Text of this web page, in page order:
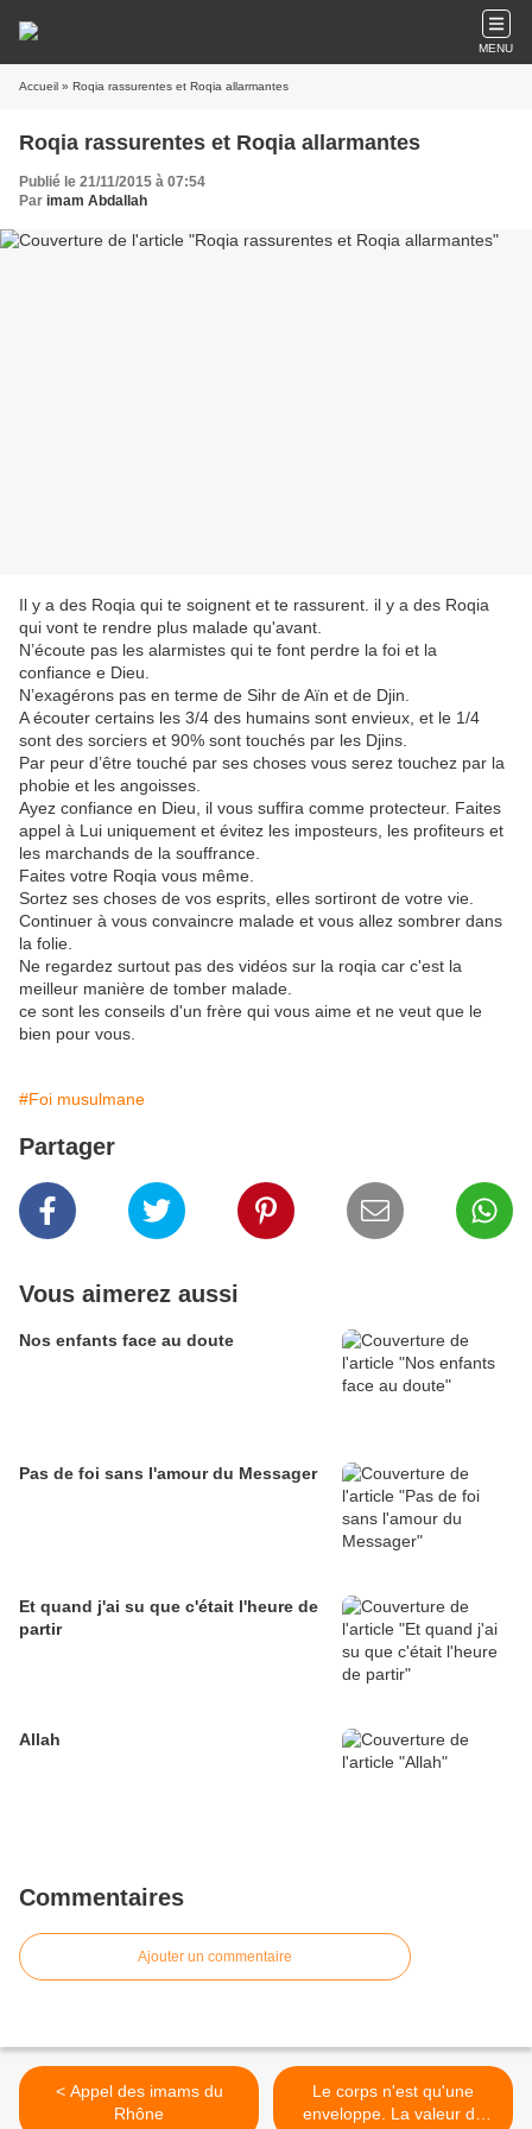
MENU
Accueil » Roqia rassurentes et Roqia allarmantes
Roqia rassurentes et Roqia allarmantes
Publié le 21/11/2015 à 07:54
Par imam Abdallah
Il y a des Roqia qui te soignent et te rassurent. il y a des Roqia
qui vont te rendre plus malade qu'avant.
N’écoute pas les alarmistes qui te font perdre la foi et la
confiance e Dieu.
N’exagérons pas en terme de Sihr de Aïn et de Djin.
A écouter certains les 3/4 des humains sont envieux, et le 1/4
sont des sorciers et 90% sont touchés par les Djins.
Par peur d’être touché par ses choses vous serez touchez par la
phobie et les angoisses.
Ayez confiance en Dieu, il vous suffira comme protecteur. Faites
appel à Lui uniquement et évitez les imposteurs, les profiteurs et
les marchands de la souffrance.
Faites votre Roqia vous même.
Sortez ses choses de vos esprits, elles sortiront de votre vie.
Continuer à vous convaincre malade et vous allez sombrer dans
la folie.
Ne regardez surtout pas des vidéos sur la roqia car c'est la
meilleur manière de tomber malade.
ce sont les conseils d'un frère qui vous aime et ne veut que le
bien pour vous.
#Foi musulmane
Partager
Vous aimerez aussi
Nos enfants face au doute
Pas de foi sans l'amour du Messager
Et quand j'ai su que c'était l'heure de
partir
Allah
Commentaires
Ajouter un commentaire
< Appel des imams du
Rhône
Le corps n'est qu'une
enveloppe. La valeur de